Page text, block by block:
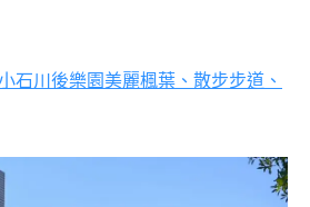
石川後樂園美麗楓葉、散步步道、